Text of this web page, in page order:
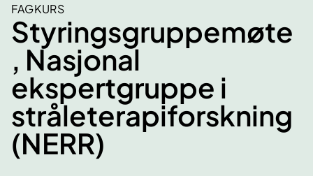
FAGKURS
Styringsgruppemøte
, Nasjonal
ekspertgruppe i
stråleterapiforskning
(NERR)